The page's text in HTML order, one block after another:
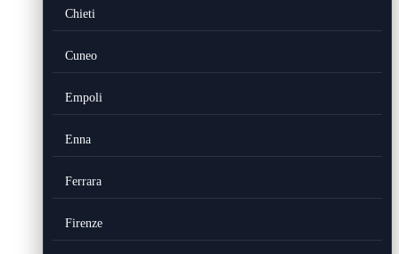
Chieti
Cuneo
Empoli
Enna
Ferrara
Firenze